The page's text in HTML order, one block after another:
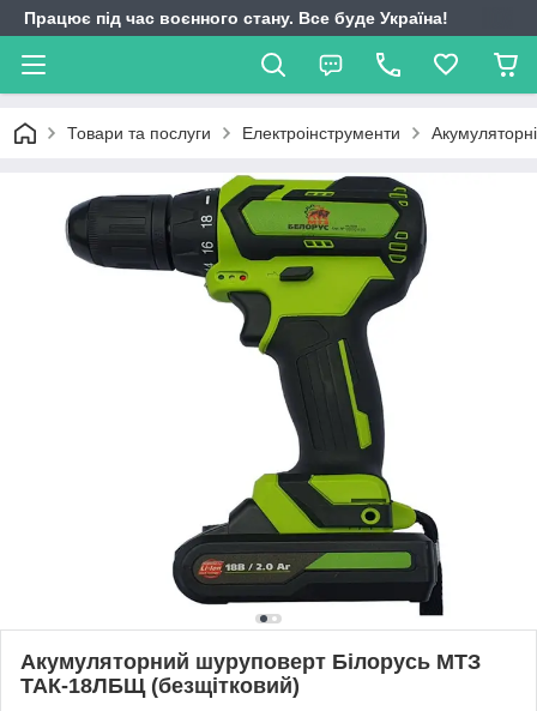
Працює під час воєнного стану. Все буде Україна!
Товари та послуги Електроінструменти
Акумуляторний шуруповерт Білорусь МТЗ
ТАК-18ЛБЩ (безщітковий)